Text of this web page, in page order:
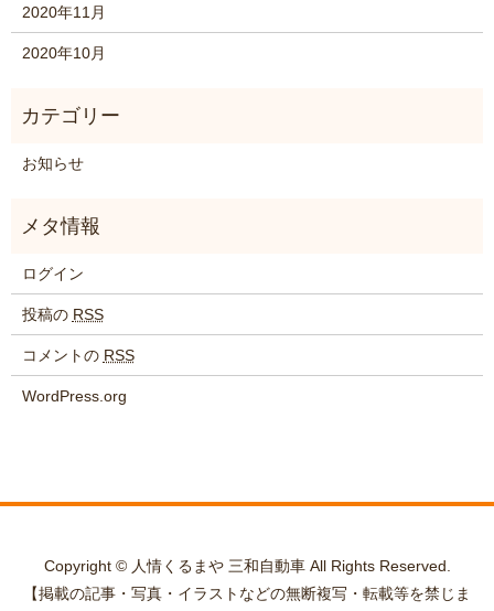
2020年11月
2020年10月
お知らせ
ログイン
投稿の RSS
コメントの RSS
WordPress.org
Copyright © 人情くるまや 三和自動車 All Rights Reserved.
【掲載の記事・写真・イラストなどの無断複写・転載等を禁じま